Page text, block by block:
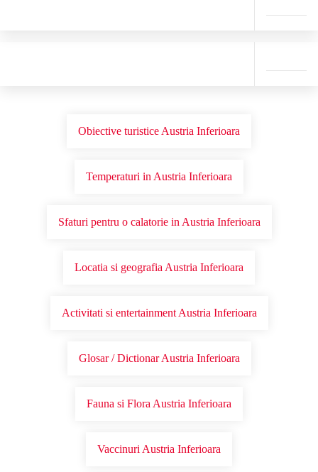
Obiective turistice Austria Inferioara
Temperaturi in Austria Inferioara
Sfaturi pentru o calatorie in Austria Inferioara
Locatia si geografia Austria Inferioara
Activitati si entertainment Austria Inferioara
Glosar / Dictionar Austria Inferioara
Fauna si Flora Austria Inferioara
Vaccinuri Austria Inferioara